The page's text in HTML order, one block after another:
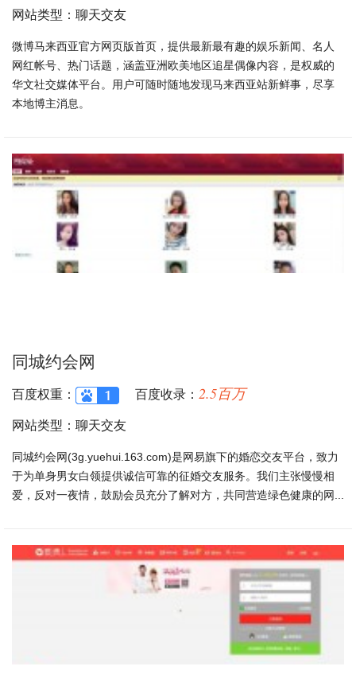
网站类型：聊天交友
微博马来西亚官方网页版首页，提供最新最有趣的娱乐新闻、名人
网红帐号、热门话题，涵盖亚洲欧美地区追星偶像内容，是权威的
华文社交媒体平台。用户可随时随地发现马来西亚站新鲜事，尽享
本地博主消息。
同城约会网
百度权重： 百度收录： 2.5百万
网站类型：聊天交友
同城约会网(3g.yuehui.163.com)是网易旗下的婚恋交友平台，致力
于为单身男女白领提供诚信可靠的征婚交友服务。我们主张慢慢相
爱，反对一夜情，鼓励会员充分了解对方，共同营造绿色健康的网...